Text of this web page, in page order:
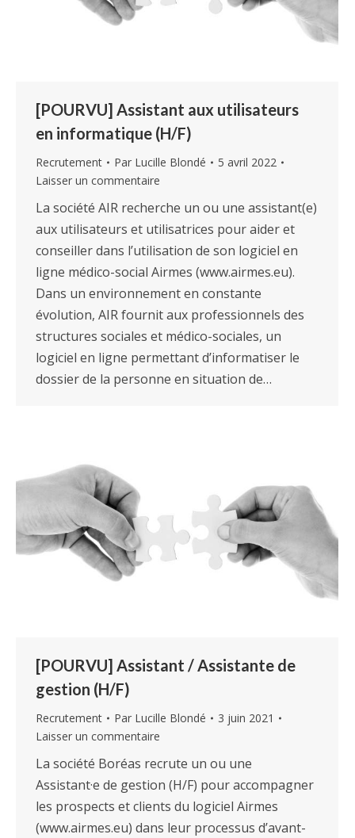
[POURVU] Assistant aux utilisateurs
en informatique (H/F)
Recrutement Par Lucille Blondé
5 avril 2022
Laisser un commentaire
La société AIR recherche un ou une assistant(e)
aux utilisateurs et utilisatrices pour aider et
conseiller dans l’utilisation de son logiciel en
ligne médico-social Airmes (www.airmes.eu).
Dans un environnement en constante
évolution, AIR fournit aux professionnels des
structures sociales et médico-sociales, un
logiciel en ligne permettant d’informatiser le
dossier de la personne en situation de…
[POURVU] Assistant / Assistante de
gestion (H/F)
Recrutement Par Lucille Blondé
3 juin 2021
Laisser un commentaire
La société Boréas recrute un ou une
Assistant·e de gestion (H/F) pour accompagner
les prospects et clients du logiciel Airmes
(www.airmes.eu) dans leur processus d’avant-